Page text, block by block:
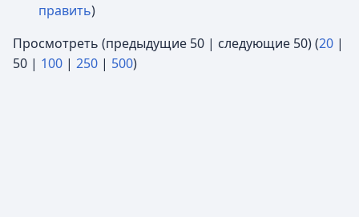
править)
Просмотреть (предыдущие 50 | следующие 50) (20 |
50 | 100 | 250 | 500)